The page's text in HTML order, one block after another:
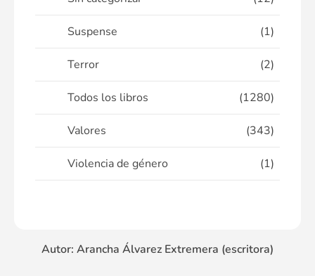
Suspense (1)
Terror (2)
Todos los libros (1280)
Valores (343)
Violencia de género (1)
Autor: Arancha Álvarez Extremera (escritora)